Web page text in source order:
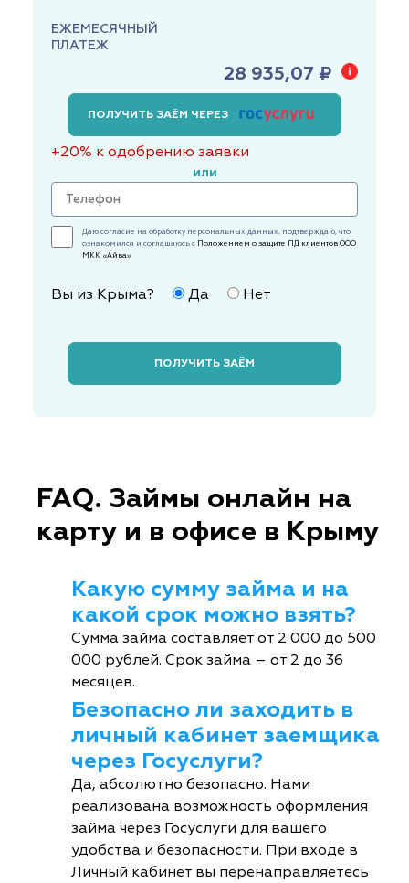
ЕЖЕМЕСЯЧНЫЙ
ПЛАТЕЖ
28 935,07 ₽
ПОЛУЧИТЬ ЗАЁМ ЧЕРЕЗ
+20% к одобрению заявки
или
Даю согласие на обработку персональных данных, подтверждаю, что
ознакомился и соглашаюсь с Положением о защите ПД клиентов ООО
МКК «Айва»
Вы из Крыма? Да Нет
ПОЛУЧИТЬ ЗАЁМ
FAQ. Займы онлайн на
карту и в офисе в Крыму
Какую сумму займа и на
какой срок можно взять?
Сумма займа составляет от 2 000 до 500
000 рублей. Срок займа – от 2 до 36
месяцев.
Безопасно ли заходить в
личный кабинет заемщика
через Госуслуги?
Да, абсолютно безопасно. Нами
реализована возможность оформления
займа через Госуслуги для вашего
удобства и безопасности. При входе в
Личный кабинет вы перенаправляетесь